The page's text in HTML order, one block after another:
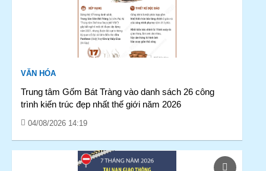
VĂN HÓA
Trung tâm Gốm Bát Tràng vào danh sách 26 công
trình kiến trúc đẹp nhất thế giới năm 2026
04/08/2026 14:19